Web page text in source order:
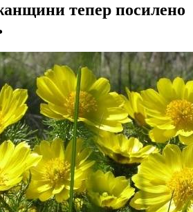
тепер посилено